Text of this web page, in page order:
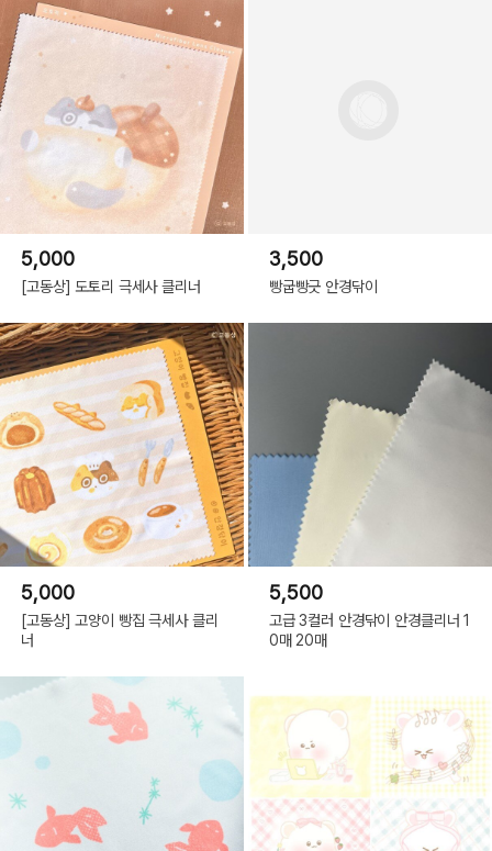
5,000
[고동상] 도토리 극세사 클리너
3,500
빵굽빵긋 안경닦이
5,000
[고동상] 고양이 빵집 극세사 클리
너
5,500
고급 3컬러 안경닦이 안경클리너 1
0매 20매